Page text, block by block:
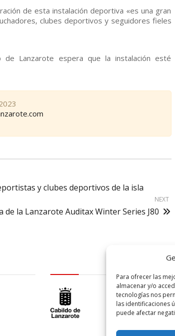
Para ofrecer las
almacenar y/o
tecnologías nos
las identificaciones
puede afectar
de esta instalación deportiva «es una gran
clubes deportivos y seguidores fieles
Lanzarote espera que la instalación esté
y clubes deportivos de la isla
NEXT
la Lanzarote Auditax Winter Series J80